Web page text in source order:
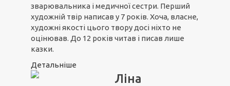
зварювальника і медичної сестри. Перший
художній твір написав у 7 років. Хоча, власне,
художні якості цього твору досі ніхто не
оцінював. До 12 років читав і писав лише
казки.
Детальніше
Ліна